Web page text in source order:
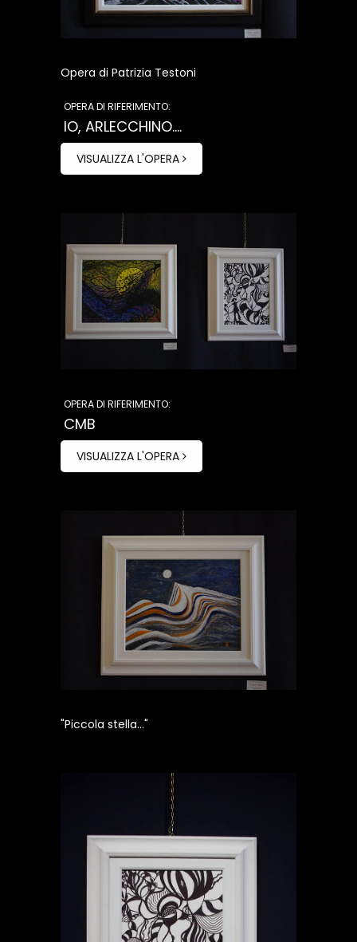
Opera di Patrizia Testoni
OPERA DI RIFERIMENTO:
IO, ARLECCHINO....
VISUALIZZA L'OPERA
OPERA DI RIFERIMENTO:
CMB
VISUALIZZA L'OPERA
"Piccola stella..."